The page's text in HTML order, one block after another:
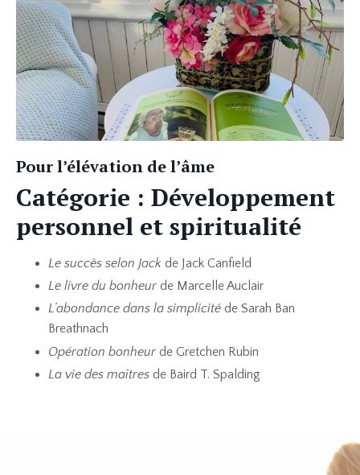
Pour l’élévation de l’âme
Catégorie : Développement
personnel et spiritualité
Le succès selon Jack de Jack Canfield
Le livre du bonheur de Marcelle Auclair
L’abondance dans la simplicité de Sarah Ban
Breathnach
Opération bonheur de Gretchen Rubin
La vie des maîtres de Baird T. Spalding